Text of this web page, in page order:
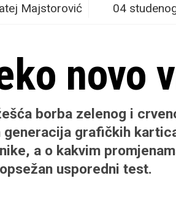
Majstorović 04
novo
borba zelenog i
generacija grafičkih
a o kakvim
usporedni test.